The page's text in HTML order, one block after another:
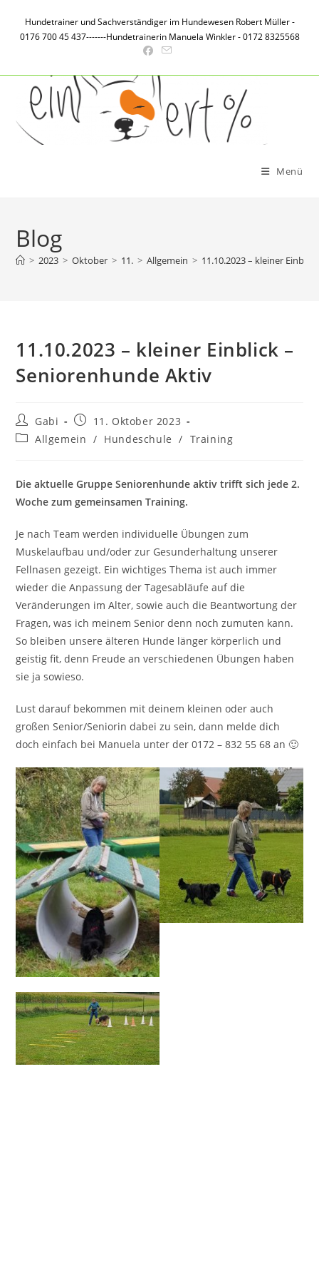
Inhalt
springen
Hundetrainer und Sachverständiger im Hundewesen Robert Müller -
0176 700 45 437-------Hundetrainerin Manuela Winkler - 0172 8325568
Menü
Blog
> 2023 > Oktober > 11. > Allgemein > 11.10.2023 – kleiner
11.10.2023 – kleiner Einblick –
Seniorenhunde Aktiv
Beitrags-
Autor:
Gabi
Beitrag
veröffentlicht:
11. Oktober 2023
Beitrags-
Allgemein / Hundeschule / Training
Die aktuelle Gruppe Seniorenhunde aktiv trifft sich jede 2.
Woche zum gemeinsamen Training.
Je nach Team werden individuelle Übungen zum
Muskelaufbau und/oder zur Gesunderhaltung unserer
Fellnasen gezeigt. Ein wichtiges Thema ist auch immer
wieder die Anpassung der Tagesabläufe auf die
Veränderungen im Alter, sowie auch die Beantwortung der
Fragen, was ich meinem Senior denn noch zumuten kann.
So bleiben unsere älteren Hunde länger körperlich und
geistig fit, denn Freude an verschiedenen Übungen haben
sie ja sowieso.
Lust darauf bekommen mit deinem kleinen oder auch
großen Senior/Seniorin dabei zu sein, dann melde dich
doch einfach bei Manuela unter der 0172 – 832 55 68 an 🙂